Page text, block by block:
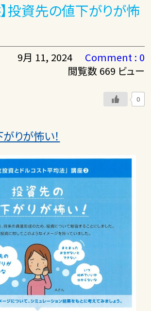
投資先の値下がりが怖
9月 11, 2024
Comment : 0
閲覧数 669 ビュー
0
りが怖い！